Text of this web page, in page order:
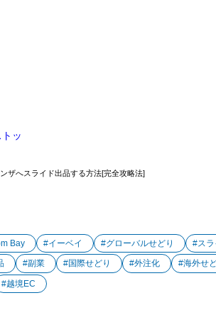
ッ
ザへスライド出品する方法[完全攻略法]
Bay #イーベイ #グローバルせどり #ス
#副業 #国際せどり #外注化 #海外せ
#越境EC